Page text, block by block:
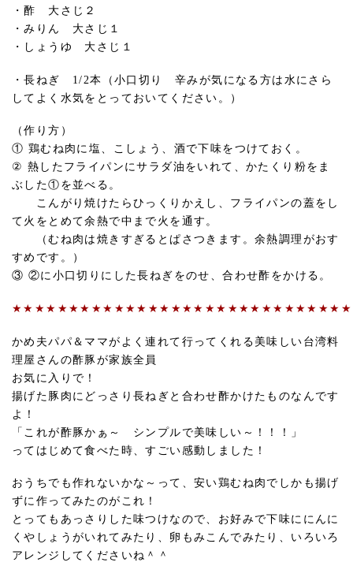
・酢 大さじ２
・みりん 大さじ１
・しょうゆ 大さじ１
・長ねぎ 1/2本（小口切り 辛みが気になる方は水にさら
してよく水気をとっておいてください。）
（作り方）
① 鶏むね肉に塩、こしょう、酒で下味をつけておく。
② 熱したフライパンにサラダ油をいれて、かたくり粉をま
ぶした①を並べる。
こんがり焼けたらひっくりかえし、フライパンの蓋をし
て火をとめて余熱で中まで火を通す。
（むね肉は焼きすぎるとぱさつきます。余熱調理がおす
すめです。）
③ ②に小口切りにした長ねぎをのせ、合わせ酢をかける。
かめ夫パパ＆ママがよく連れて行ってくれる美味しい台湾料
理屋さんの酢豚が家族全員
お気に入りで！
揚げた豚肉にどっさり長ねぎと合わせ酢かけたものなんです
よ！
「これが酢豚かぁ～ シンプルで美味しい～！！！」
ってはじめて食べた時、すごい感動しました！
おうちでも作れないかな～って、安い鶏むね肉でしかも揚げ
ずに作ってみたのがこれ！
とってもあっさりした味つけなので、お好みで下味ににんに
くやしょうがいれてみたり、卵もみこんでみたり、いろいろ
アレンジしてくださいね＾＾